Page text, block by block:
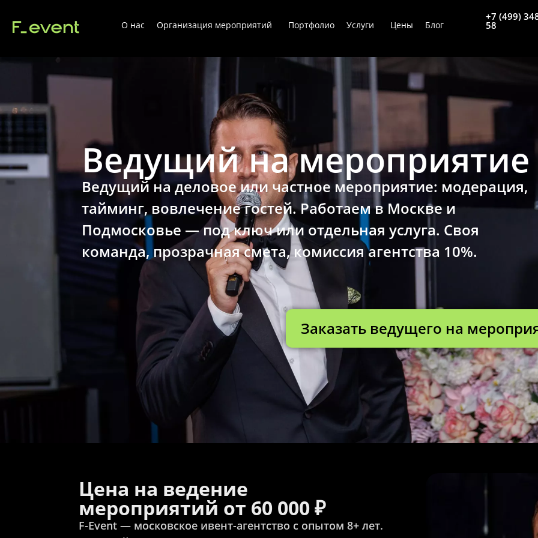
О нас Организация мероприятий Портфолио Услуги Цены Блог
+7 (499)
58
Ведущий на
Ведущий на деловое или частное мероприятие: модерация,
тайминг, вовлечение гостей. Работаем в Москве и
Подмосковье — под ключ или отдельная услуга. Своя
команда, прозрачная смета, комиссия агентства 10%.
Заказать ведущего на
Цена на ведение
мероприятий от 60 000 ₽
F-Event — московское ивент-агентство с опытом 8+ лет.